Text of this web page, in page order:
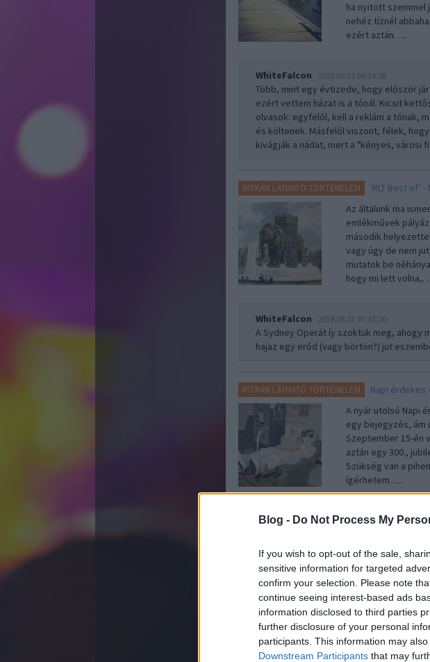
Blog - Do Not Process My
If you wish to opt-out of the sale,
sensitive information for targeted
confirm your selection. Please note
continue seeing interest-based ads
information disclosed to third parties
further disclosure of your personal
participants. This information may
Downstream Participants that may
ha nyitott szemmel
nehéz tíznél
ezért aztán…..
WhiteFalcon 2019.09.19 09:14:28
Több, mint egy évtizede, hogy először
ezért vettem házat is a tónál. Kicsit
olvasok: egyfelől, kell a reklám a tónak,
és költenek. Másfelől viszont, félek,
kivágják a nádat, mert a "kényes, városi
RITKÁN LÁTHATÓ TÖRTÉNELEM 'RLT Best of'
Az általunk ma
emlékművek
második
vagy úgy de nem
mutatok be
hogy mi lett
WhiteFalcon 2019.08.23 07:57:20
A Sydney Operát íy szoktuk meg, ahogy
hajaz egy erőd (vagy börtön?) jut
RITKÁN LÁTHATÓ TÖRTÉNELEM Napi érdekes
A nyár utolsó Napi
egy bejegyzés, ám
Szeptember 15-én
aztán egy 300.,
Szükség van a
ígérhetem…..
WhiteFalcon 2019.07.21 14:41:12
RITKÁN LÁTHATÓ TÖRTÉNELEM A szocialista
Sokakban ébreszt
ami nekünk - akik
furcsa lehet.
tanulás végén
fizikai munkát is